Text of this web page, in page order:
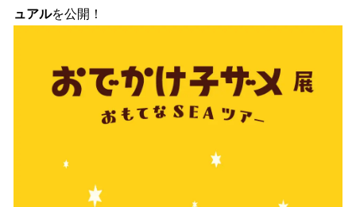
ュアルを公開！